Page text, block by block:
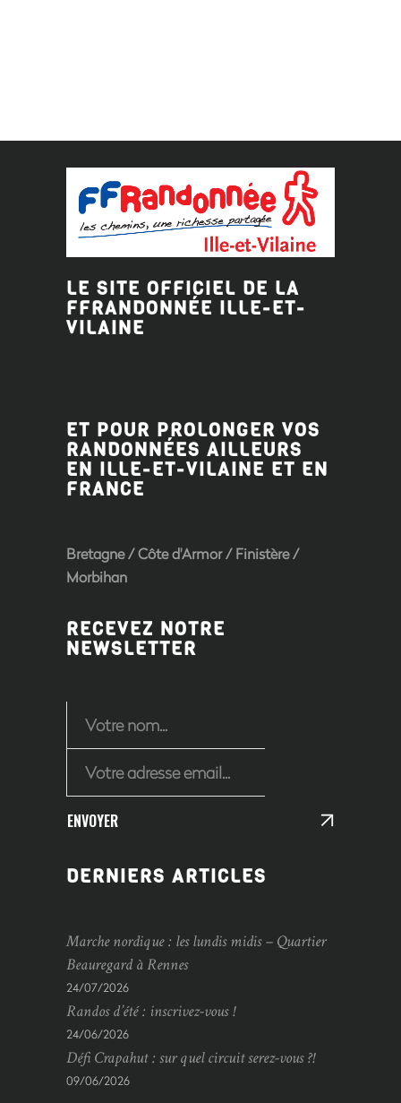
LE SITE OFFICIEL DE LA
FFRANDONNÉE ILLE-ET-
VILAINE
ET POUR PROLONGER VOS
RANDONNÉES AILLEURS
EN ILLE-ET-VILAINE ET EN
FRANCE
Bretagne/Côte d'Armor/Finistère/
Morbihan
RECEVEZ NOTRE
NEWSLETTER
ENVOYER
DERNIERS ARTICLES
Marche nordique : les lundis midis – Quartier
Beauregard à Rennes
24/07/2026
Randos d’été : inscrivez-vous !
24/06/2026
Défi Crapahut : sur quel circuit serez-vous ?!
09/06/2026